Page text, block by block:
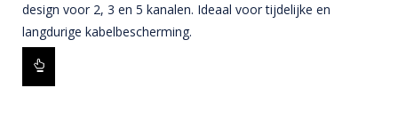
design voor 2, 3 en 5 kanalen. Ideaal voor tijdelijke en
langdurige kabelbescherming.